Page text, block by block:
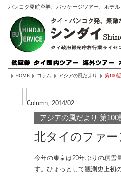
バンコク発航空券、パッケージツアー、ホテ
HOME コラム アジアの風だより 第100話
Column, 2014/02
アジアの風だより 第100
北タイのファ
今年の東京は20年ぶりの積雪
す。ひょっとして観測史上初